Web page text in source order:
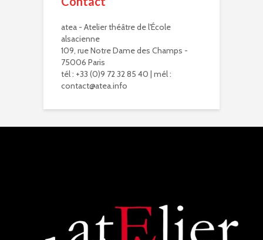
Bravo à eux. Bravo à vous !
Virginie Delisle il y a 3 mois
Bravo à toute l'équipe de
L'ATEA.
Un choix exigeant.
Un moment inoubliable,
les acteurs et la...
voir plus
Judith Aubry.
atea - Atelier théâtre de l'École
alsacienne
109, rue Notre Dame des Champs -
75006 Paris
tél : +33 (0)9 72 32 85 40 | mél :
contact@atea.info